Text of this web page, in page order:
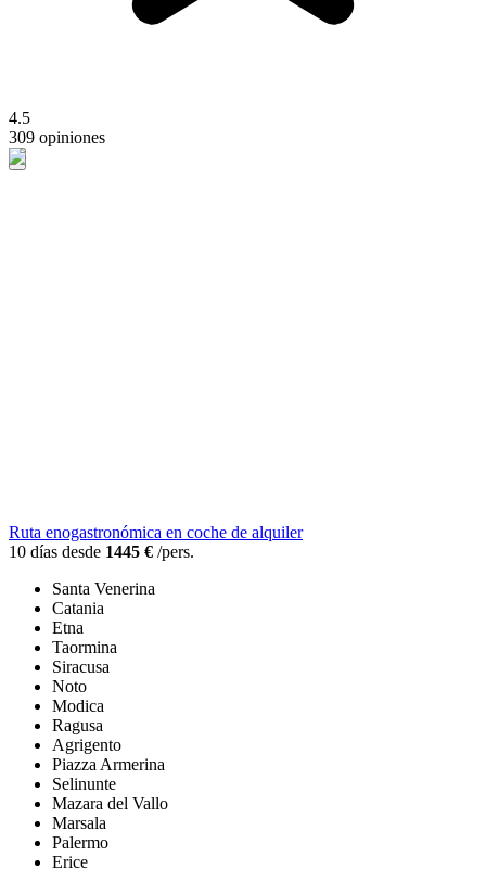
4.5
309 opiniones
Ruta enogastronómica en coche de alquiler
10 días desde 1445 € /pers.
Santa Venerina
Catania
Etna
Taormina
Siracusa
Noto
Modica
Ragusa
Agrigento
Piazza Armerina
Selinunte
Mazara del Vallo
Marsala
Palermo
Erice